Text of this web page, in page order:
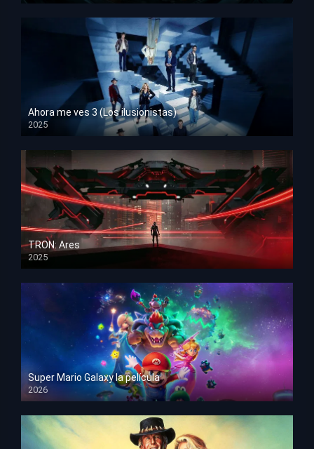
Ahora me ves 3 (Los ilusionistas)
2025
HD 1080p
TRON: Ares
2025
HD 1080p
Super Mario Galaxy la película
2026
HD 1080p